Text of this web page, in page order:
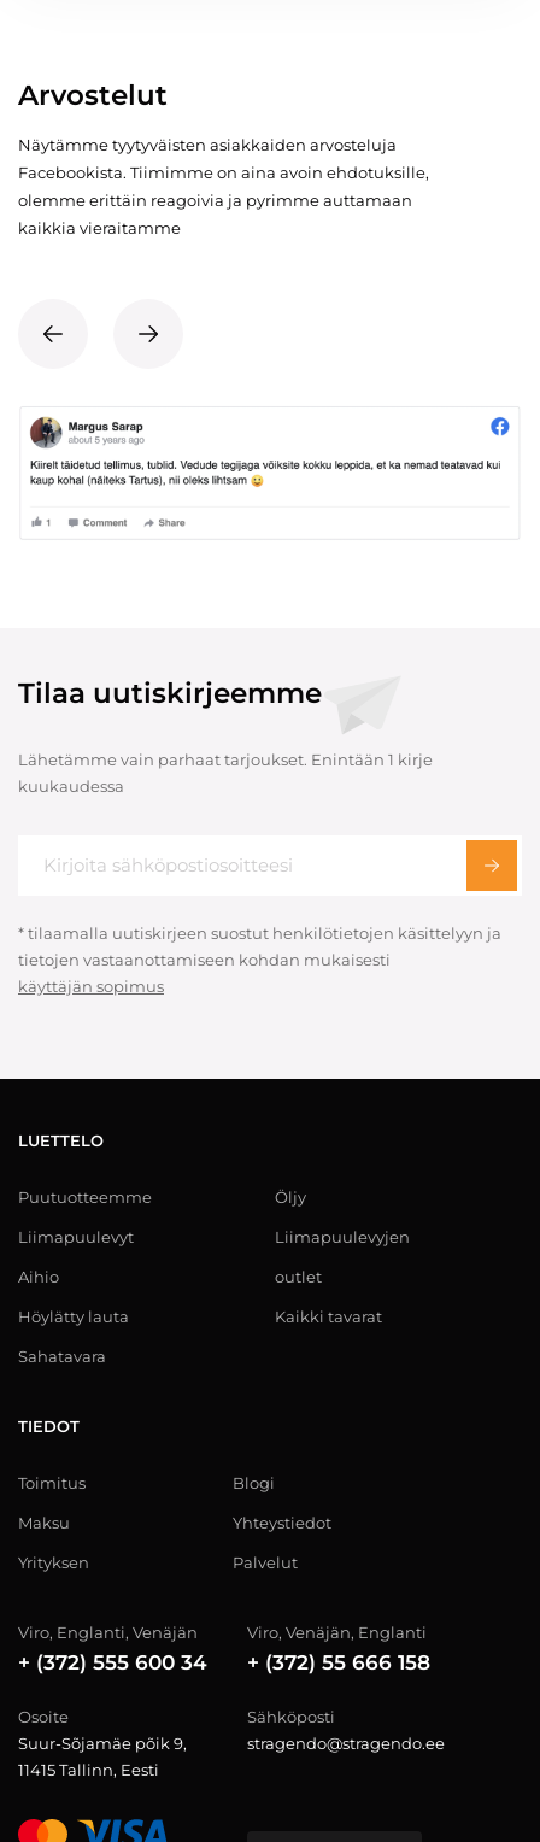
Arvostelut
Näytämme tyytyväisten asiakkaiden arvosteluja
Facebookista. Tiimimme on aina avoin ehdotuksille,
olemme erittäin reagoivia ja pyrimme auttamaan
kaikkia vieraitamme
Tilaa uutiskirjeemme
Lähetämme vain parhaat tarjoukset. Enintään 1 kirje
kuukaudessa
* tilaamalla uutiskirjeen suostut henkilötietojen käsittelyyn ja
tietojen vastaanottamiseen kohdan mukaisesti
käyttäjän sopimus
LUETTELO
Puutuotteemme
Liimapuulevyt
Aihio
Höylätty lauta
Sahatavara
Öljy
Liimapuulevyjen
outlet
Kaikki tavarat
TIEDOT
Toimitus
Maksu
Yrityksen
Blogi
Yhteystiedot
Palvelut
Viro, Englanti, Venäjän
+ (372) 555 600 34
Viro, Venäjän, Englanti
+ (372) 55 666 158
Osoite
Suur-Sõjamäe põik 9,
11415 Tallinn, Eesti
Sähköposti
stragendo@stragendo.ee